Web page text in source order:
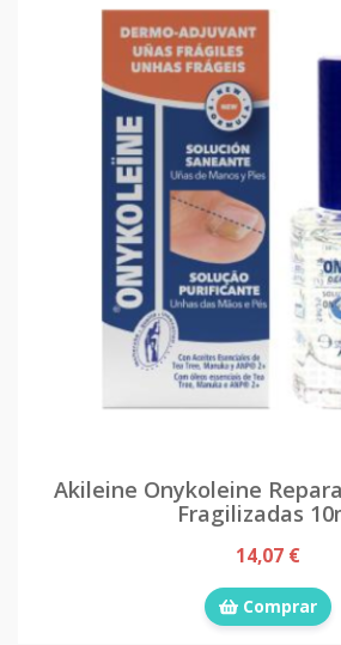
Akileine Onykoleine
Fragilizadas
14,07 €
Comprar